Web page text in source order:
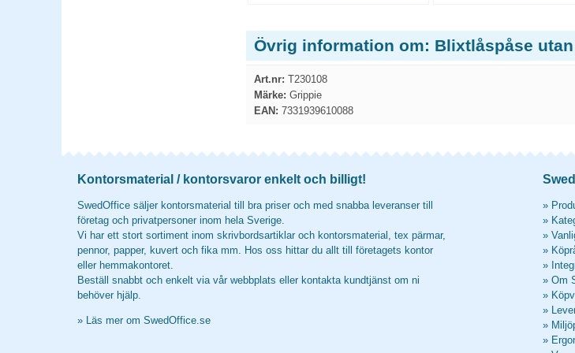
Övrig information om: Blixtlåspåse
Art.nr: T230108
Märke: Grippie
EAN: 7331939610088
Kontorsmaterial / kontorsvaror enkelt och billigt!
SwedOffice säljer kontorsmaterial till bra priser och med snabba leveranser till
företag och privatpersoner inom hela Sverige.
Vi har ett stort sortiment inom skrivbordsartiklar och kontorsmaterial, tex pärmar,
pennor, papper, kuvert och fika mm. Hos oss hittar du allt till företagets kontor
eller hemmakontoret.
Beställ snabbt och enkelt via vår webbplats eller kontakta kundtjänst om ni
behöver hjälp.
» Läs mer om SwedOffice.se
»
»
»
»
»
» Om
»
»
»
»